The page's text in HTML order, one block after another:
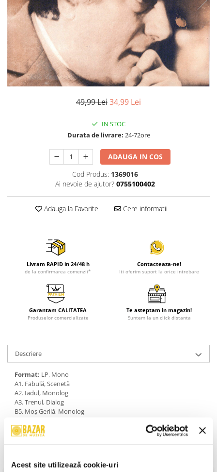
Acest site utilizează cookie-uri
Viniluri Românești
Colecția Electrecord
49,99 Lei34,99 Lei
IN STOC
Durata de livrare: 24-72ore
ADAUGA IN COS
Cod Produs: 1369016
Ai nevoie de ajutor? 0755100402
Adauga la Favorite Cere informatii
Livram RAPID in 24/48 h
de la confirmarea comenzii*
Contacteaza-ne!
Iti oferim suport la orice intrebare
Garantam CALITATEA
Produselor comercializate
Te asteptam in magazin!
Suntem la un click distanta
Descriere
Format: LP, Mono
A1. Fabulă, Scenetă
A2. Iadul, Monolog
A3. Trenul, Dialog
B5. Moș Gerilă, Monolog
B7. Trei Anectode : Oul, Gangsterul, Haremul
B8. Un Telefon Discret, Dialog